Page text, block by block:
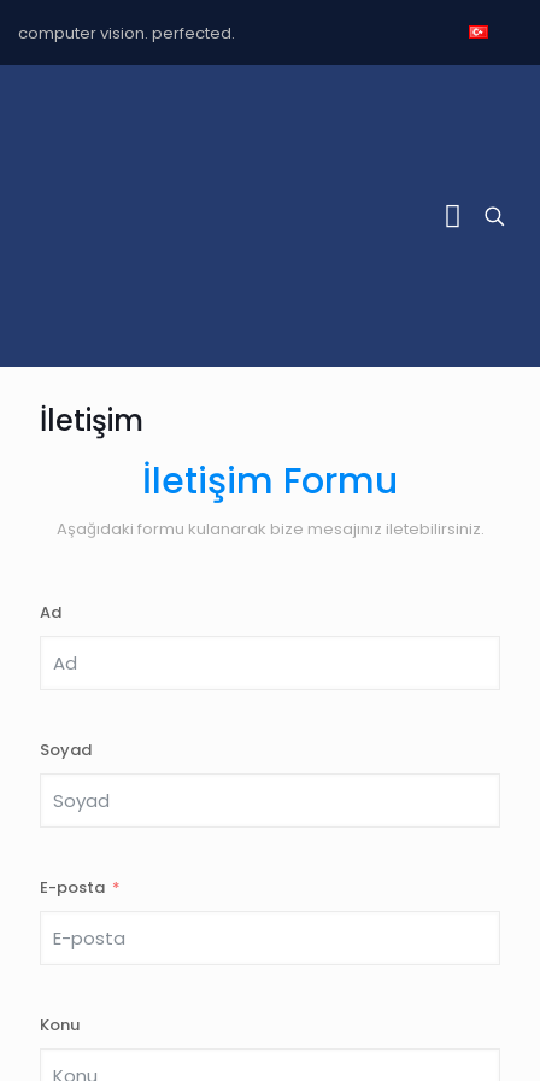
computer vision. perfected.
İletişim
İletişim Formu
Aşağıdaki formu kulanarak bize mesajınız iletebilirsiniz.
Ad
Soyad
E-posta
Konu